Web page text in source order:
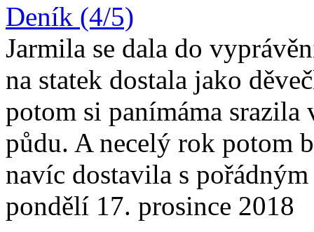
Deník (4/5)
Jarmila se dala do
na statek dostala jako
potom si panímáma srazila
půdu. A necelý rok potom
navíc dostavila s
pondělí 17. prosince 2018